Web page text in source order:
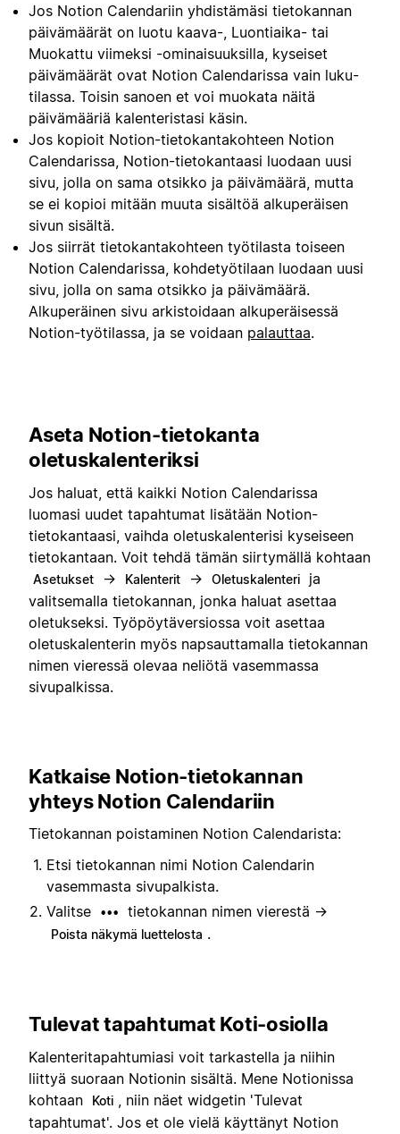
Jos Notion Calendariin yhdistämäsi tietokannan
päivämäärät on luotu kaava-, Luontiaika- tai
Muokattu viimeksi -ominaisuuksilla, kyseiset
päivämäärät ovat Notion Calendarissa vain luku-
tilassa. Toisin sanoen et voi muokata näitä
päivämääriä kalenteristasi käsin.
Jos kopioit Notion-tietokantakohteen Notion
Calendarissa, Notion-tietokantaasi luodaan uusi
sivu, jolla on sama otsikko ja päivämäärä, mutta
se ei kopioi mitään muuta sisältöä alkuperäisen
sivun sisältä.
Jos siirrät tietokantakohteen työtilasta toiseen
Notion Calendarissa, kohdetyötilaan luodaan uusi
sivu, jolla on sama otsikko ja päivämäärä.
Alkuperäinen sivu arkistoidaan alkuperäisessä
Notion-työtilassa, ja se voidaan palauttaa.
Aseta Notion-tietokanta
oletuskalenteriksi
Jos haluat, että kaikki Notion Calendarissa
luomasi uudet tapahtumat lisätään Notion-
tietokantaasi, vaihda oletuskalenterisi kyseiseen
tietokantaan. Voit tehdä tämän siirtymällä kohtaan
Asetukset → Kalenterit → Oletuskalenteri
ja
valitsemalla tietokannan, jonka haluat asettaa
oletukseksi. Työpöytäversiossa voit asettaa
oletuskalenterin myös napsauttamalla tietokannan
nimen vieressä olevaa neliötä vasemmassa
sivupalkissa.
Katkaise Notion-tietokannan
yhteys Notion Calendariin
Tietokannan poistaminen Notion Calendarista:
Etsi tietokannan nimi Notion Calendarin
vasemmasta sivupalkista.
Valitse
••• tietokannan nimen vierestä →
Poista näkymä luettelosta .
Tulevat tapahtumat Koti-osiolla
Kalenteritapahtumiasi voit tarkastella ja niihin
liittyä suoraan Notionin sisältä. Mene Notionissa
kohtaan
Koti
, niin näet widgetin 'Tulevat
tapahtumat'. Jos et ole vielä käyttänyt Notion